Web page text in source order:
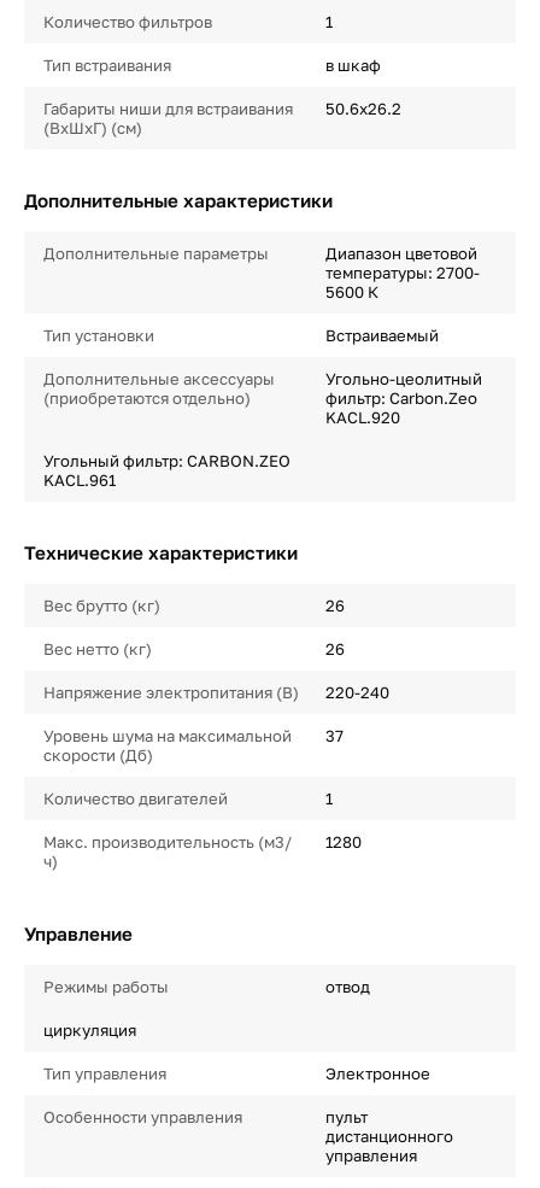
Количество фильтров 1
Тип встраивания в шкаф
Габариты ниши для встраивания
(ВхШхГ) (см)
50.6х26.2
Дополнительные характеристики
Дополнительные параметры
Диапазон цветовой
температуры: 2700-
5600 К
Тип установки Встраиваемый
Дополнительные аксессуары
(приобретаются отдельно)
Угольно-цеолитный
фильтр: Carbon.Zeo
KACL.920
Угольный фильтр: CARBON.ZEO
KACL.961
Технические характеристики
Вес брутто (кг) 26
Вес нетто (кг) 26
Напряжение электропитания (В) 220-240
Уровень шума на максимальной
скорости (Дб)
37
Количество двигателей 1
Макс. производительность (м3/
ч)
1280
Управление
Режимы работы отвод
циркуляция
Тип управления Электронное
Особенности управления
пульт
дистанционного
управления